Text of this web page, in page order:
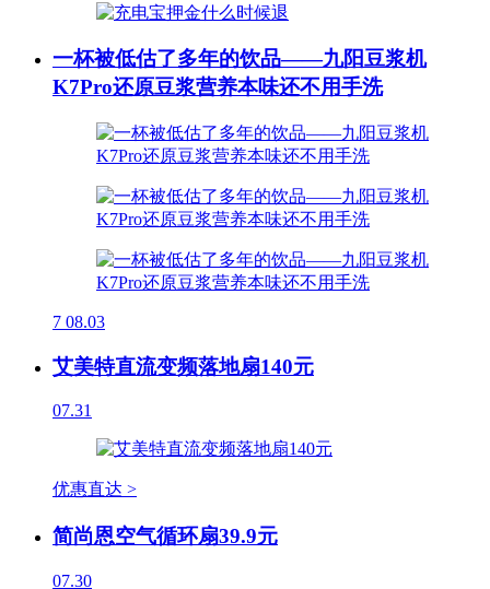
一杯被低估了多年的饮品——九阳豆浆机
K7Pro还原豆浆营养本味还不用手洗
7 08.03
艾美特直流变频落地扇140元
07.31
优惠直达 >
简尚恩空气循环扇39.9元
07.30